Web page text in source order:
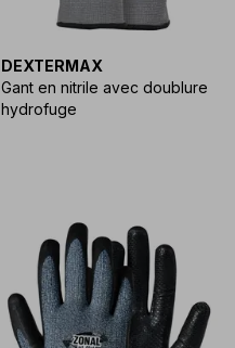
DEXTERMAX
Gant en nitrile avec doublure
hydrofuge